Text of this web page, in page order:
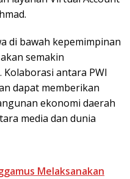
di bawah kepemimpinan
semakin
antara PWI
dapat memberikan
ekonomi daerah
media dan dunia
Melaksanakan